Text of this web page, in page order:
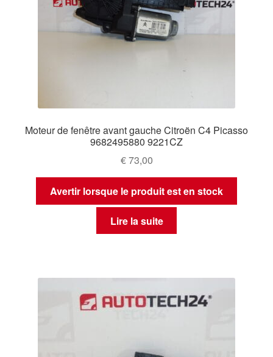
Moteur de fenêtre avant gauche Citroën C4 Picasso
9682495880 9221CZ
€73,00
Avertir lorsque le produit est en stock
Lire la suite